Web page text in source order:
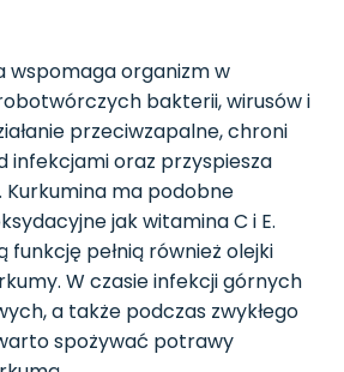
wspomaga organizm w
bakterii, wirusów i
przeciwzapalne, chroni
infekcjami oraz przyspiesza
Kurkumina ma podobne
jak witamina C i E.
funkcję pełnią również olejki
W czasie infekcji górnych
a także podczas zwykłego
spożywać potrawy